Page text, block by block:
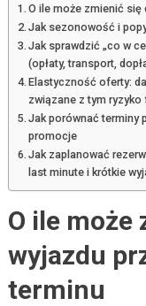
O ile może zmienić się
Jak sezonowość i
Jak sprawdzić „co w
(opłaty, transport,
Elastyczność oferty:
związane z tym
Jak porównać terminy
promocje
Jak zaplanować
last minute i krótkie
O ile może
wyjazdu
terminu